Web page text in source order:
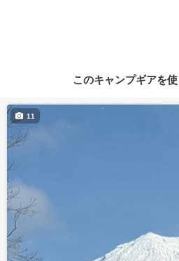
このキャンプギアを
11